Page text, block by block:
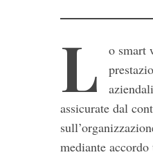
L
o smart
assicurate dal
mediante
S
e